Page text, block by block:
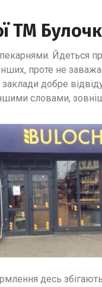
ТМ
Йдеться
проте не
добре
словами,
десь